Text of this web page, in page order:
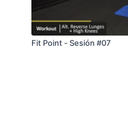
Fit Point - Sesión #07